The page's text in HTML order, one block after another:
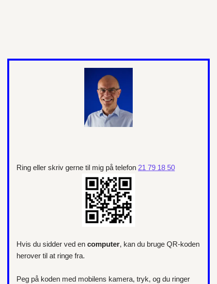
Ring eller skriv gerne til mig på telefon 21 79 18 50
Hvis du sidder ved en computer, kan du bruge QR-koden
herover til at ringe fra.
Peg på koden med mobilens kamera, tryk, og du ringer